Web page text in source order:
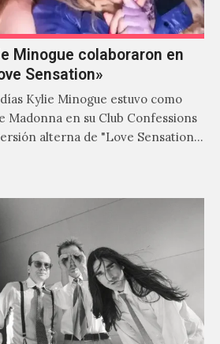
Minogue colaboraron en
Sensation»
Kylie Minogue estuvo como
Madonna en su Club Confessions
alterna de "Love Sensation",